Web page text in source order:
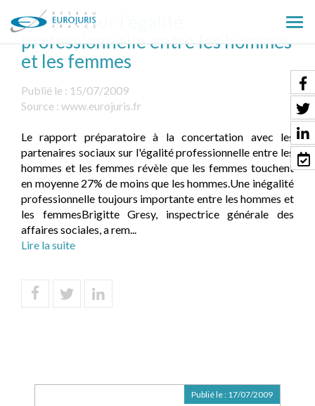
le
Rapport sur l'égalité
professionnelle entre les hommes
et les femmes
Publié le : 15/07/2009
Source : www.eurojuris.fr
Le rapport préparatoire à la concertation avec les
partenaires sociaux sur l'égalité professionnelle entre les
hommes et les femmes révèle que les femmes touchent
en moyenne 27% de moins que les hommes.Une inégalité
professionnelle toujours importante entre les hommes et
les femmesBrigitte Gresy, inspectrice générale des
affaires sociales, a rem...
Lire la suite
Publié le : 17/07/2009